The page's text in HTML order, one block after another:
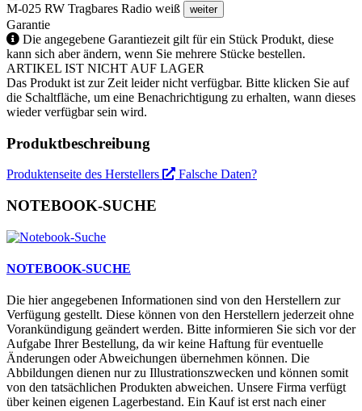
M-025 RW Tragbares Radio weiß weiter
Garantie
Die angegebene Garantiezeit gilt für ein Stück Produkt, diese
kann sich aber ändern, wenn Sie mehrere Stücke bestellen.
ARTIKEL IST NICHT AUF LAGER
Das Produkt ist zur Zeit leider nicht verfügbar. Bitte klicken Sie auf
die Schaltfläche, um eine Benachrichtigung zu erhalten, wann dieses
wieder verfügbar sein wird.
Produktbeschreibung
Produktenseite des Herstellers Falsche Daten?
NOTEBOOK-SUCHE
NOTEBOOK-SUCHE
Die hier angegebenen Informationen sind von den Herstellern zur
Verfügung gestellt. Diese können von den Herstellern jederzeit ohne
Vorankündigung geändert werden. Bitte informieren Sie sich vor der
Aufgabe Ihrer Bestellung, da wir keine Haftung für eventuelle
Änderungen oder Abweichungen übernehmen können. Die
Abbildungen dienen nur zu Illustrationszwecken und können somit
von den tatsächlichen Produkten abweichen. Unsere Firma verfügt
über keinen eigenen Lagerbestand. Ein Kauf ist erst nach einer